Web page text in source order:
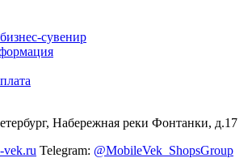
сувенир
Набережная реки Фонтанки, д.17
vek.ru Telegram: @MobileVek_ShopsGroup